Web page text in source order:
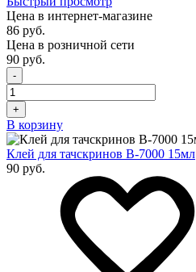
Цена в интернет-магазине
86 руб.
Цена в розничной сети
90 руб.
-
+
В корзину
Клей для тачскринов B-7000 15мл
90 руб.